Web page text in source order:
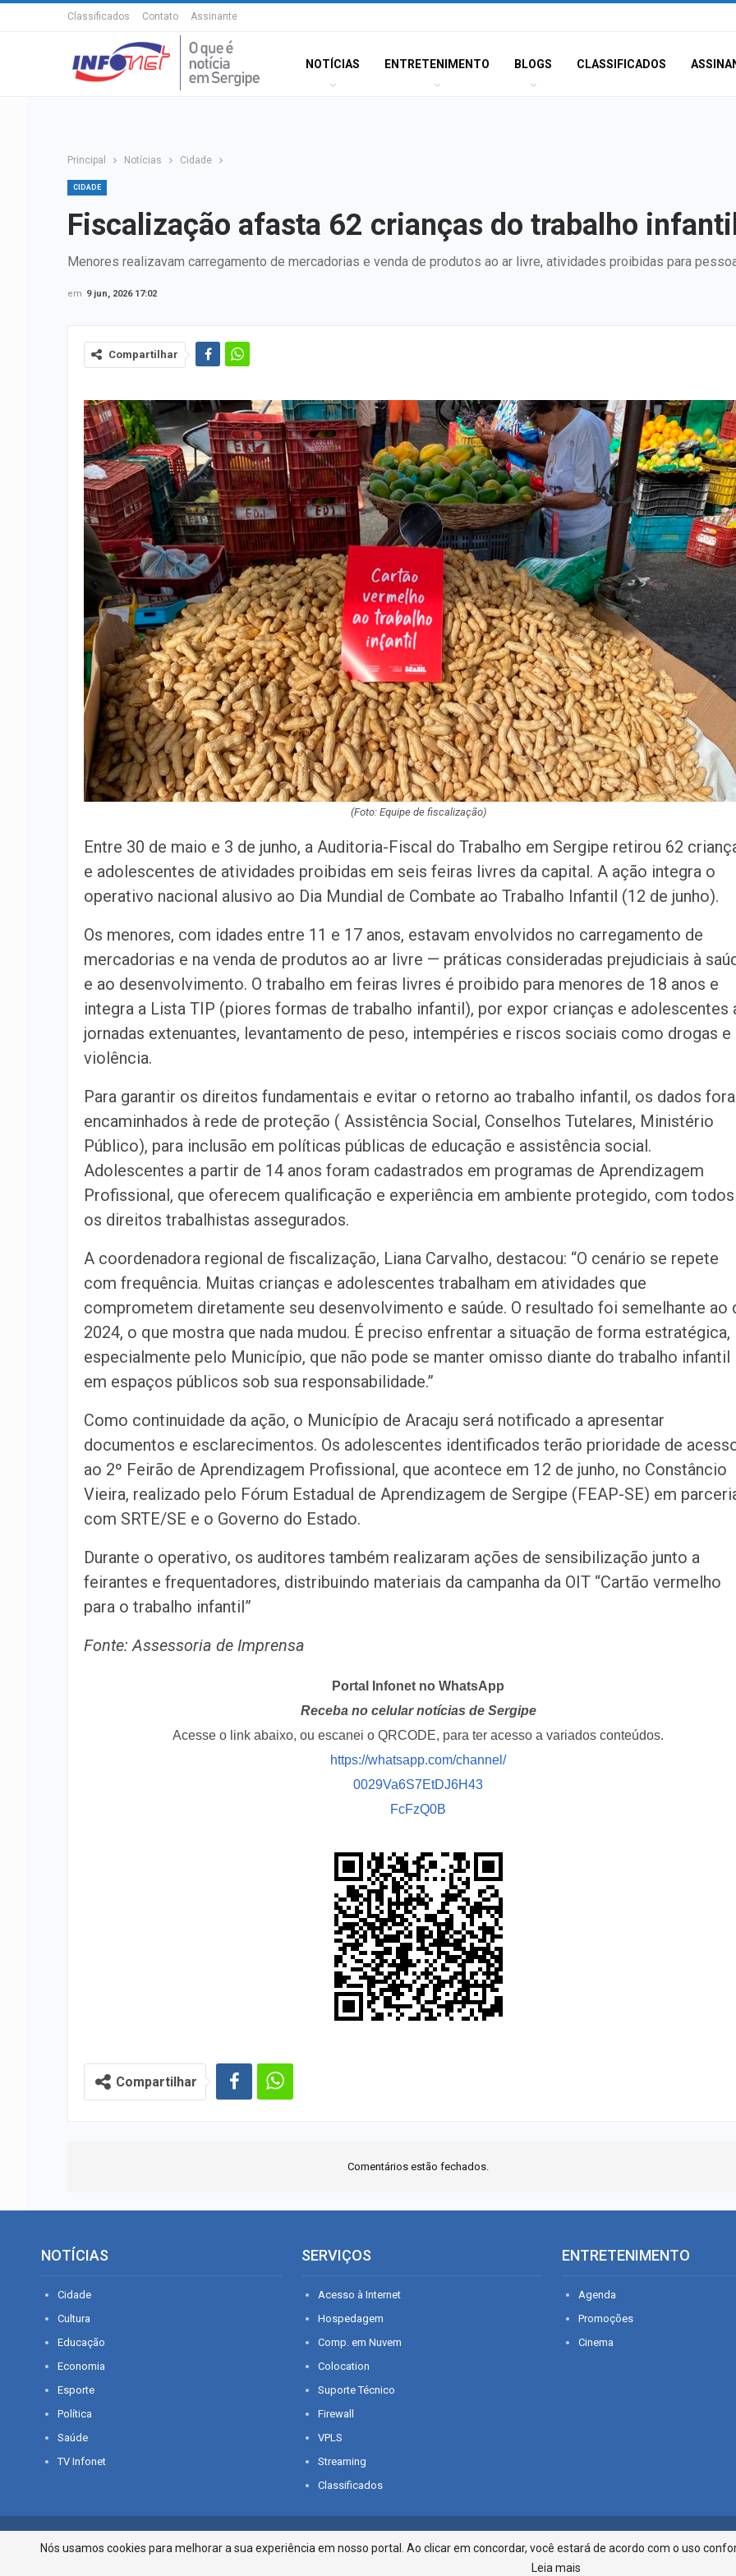
Classificados Contato Assinante
NOTÍCIAS ENTRETENIMENTO BLOGS CLASSIFICADOS
Principal Notícias Cidade
CIDADE
Fiscalização afasta 62 crianças do trabalho
Menores realizavam carregamento de mercadorias e venda de produtos ao ar livre, atividades proibidas para
em 9 jun, 2026 17:02
Compartilhar
(Foto: Equipe de fiscalização)
Entre 30 de maio e 3 de junho, a Auditoria-Fiscal do Trabalho em Sergipe retirou 62
e adolescentes de atividades proibidas em seis feiras livres da capital. A ação integra o
operativo nacional alusivo ao Dia Mundial de Combate ao Trabalho Infantil (12 de junho).
Os menores, com idades entre 11 e 17 anos, estavam envolvidos no carregamento de
mercadorias e na venda de produtos ao ar livre — práticas consideradas prejudiciais à
e ao desenvolvimento. O trabalho em feiras livres é proibido para menores de 18 anos e
integra a Lista TIP (piores formas de trabalho infantil), por expor crianças e adolescentes
jornadas extenuantes, levantamento de peso, intempéries e riscos sociais como drogas e
violência.
Para garantir os direitos fundamentais e evitar o retorno ao trabalho infantil, os dados
encaminhados à rede de proteção ( Assistência Social, Conselhos Tutelares, Ministério
Público), para inclusão em políticas públicas de educação e assistência social.
Adolescentes a partir de 14 anos foram cadastrados em programas de Aprendizagem
Profissional, que oferecem qualificação e experiência em ambiente protegido, com todos
os direitos trabalhistas assegurados.
A coordenadora regional de fiscalização, Liana Carvalho, destacou: “O cenário se repete
com frequência. Muitas crianças e adolescentes trabalham em atividades que
comprometem diretamente seu desenvolvimento e saúde. O resultado foi semelhante ao
2024, o que mostra que nada mudou. É preciso enfrentar a situação de forma estratégica,
especialmente pelo Município, que não pode se manter omisso diante do trabalho infantil
em espaços públicos sob sua responsabilidade.”
Como continuidade da ação, o Município de Aracaju será notificado a apresentar
documentos e esclarecimentos. Os adolescentes identificados terão prioridade de
ao 2º Feirão de Aprendizagem Profissional, que acontece em 12 de junho, no Constâncio
Vieira, realizado pelo Fórum Estadual de Aprendizagem de Sergipe (FEAP-SE) em
com SRTE/SE e o Governo do Estado.
Durante o operativo, os auditores também realizaram ações de sensibilização junto a
feirantes e frequentadores, distribuindo materiais da campanha da OIT “Cartão vermelho
para o trabalho infantil”
Fonte: Assessoria de Imprensa
Portal Infonet no WhatsApp
Receba no celular notícias de Sergipe
Acesse o link abaixo, ou escanei o QRCODE, para ter acesso a variados conteúdos.
https://whatsapp.com/channel/
0029Va6S7EtDJ6H43
FcFzQ0B
Compartilhar
Comentários estão fechados.
colide veículo
poste na Coroa
Prouni 2026:
resultado de
chamada para o
Produção de
Sergipe
junho
Plataforma GO
disponibiliza
cozinheiro e…
Três
tráfico são
Baixo São
NOTÍCIAS
Cidade
Cultura
Educação
Economia
Esporte
Política
Saúde
TV Infonet
SERVIÇOS
Acesso à Internet
Hospedagem
Comp. em Nuvem
Colocation
Suporte Técnico
Firewall
VPLS
Streaming
Classificados
ENTRETENIMENTO
Agenda
Promoções
Cinema
© 2026 - O que é notícia em Sergipe. Todos os direitos reservados. Infonet - Rua Monsenhor Silveira
Nós usamos cookies para melhorar a sua experiência em nosso portal. Ao clicar em concordar, você estará de acordo com o uso
Leia mais